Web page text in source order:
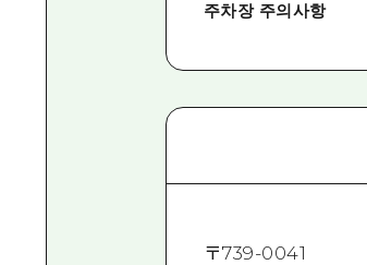
주차장 주의사항
〒739-0041